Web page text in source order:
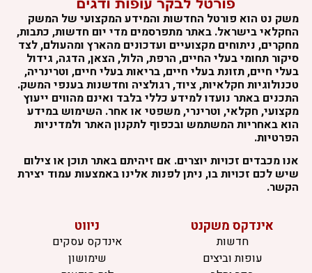
משק נט הוא פורטל החדשות והמידע המקצועי של המשק
החקלאי בישראל. באתר מתפרסמים מדי יום חדשות, כתבות,
מחקרים, ניתוחים מקצועיים ועדכונים מהארץ ומהעולם, לצד
סיקור תחומי בעלי החיים, הרפת, הלול, הצאן, הדגה, גידול
בעלי חיים, תזונת בעלי חיים, בריאות בעלי חיים, וטרינריה,
טכנולוגיות חקלאיות, ציוד, רגולציה וחדשנות בענפי המשק.
התכנים באתר נועדו למידע כללי בלבד ואינם מהווים ייעוץ
מקצועי, חקלאי, וטרינרי, משפטי או אחר. השימוש במידע
הוא באחריות המשתמש ובכפוף לתקנון האתר ולמדיניות
הפרטיות.
אנו מכבדים זכויות יוצרים. אם זיהיתם באתר תוכן או צילום
שיש לכם זכויות בו, ניתן לפנות אלינו באמצעות עמוד יצירת
הקשר.
אינדקס משקנט
חדשות
עופות וביצים
ניווט
אינדקס עסקים
שימושון